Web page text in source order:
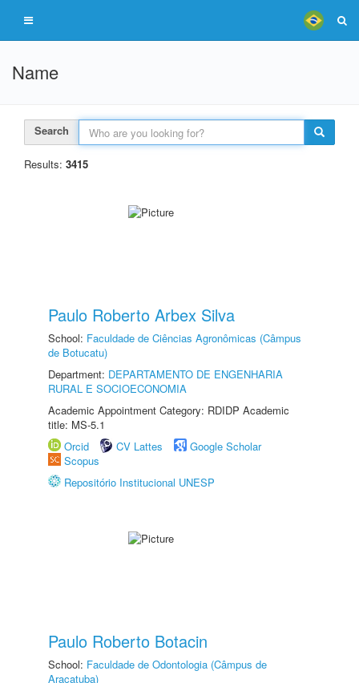
Name
Search
Results: 3415
Paulo Roberto Arbex Silva
School: Faculdade de Ciências Agronômicas (Câmpus
de Botucatu)
Department: DEPARTAMENTO DE ENGENHARIA
RURAL E SOCIOECONOMIA
Academic Appointment Category: RDIDP Academic
title: MS-5.1
Orcid
CV Lattes
Google Scholar
Scopus
Repositório Institucional UNESP
Paulo Roberto Botacin
School: Faculdade de Odontologia (Câmpus de
Araçatuba)